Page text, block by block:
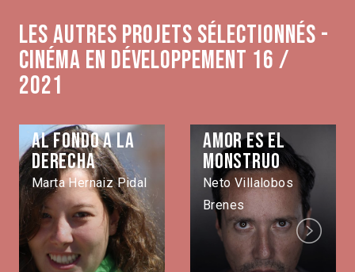
Les autres projets sélectionnés -
Cinéma en développement 16 /
2021
Al fondo a la
derecha
Marta Hernaiz Pidal
Amor es el
monstruo
Neto Villalobos
Brenes
Next